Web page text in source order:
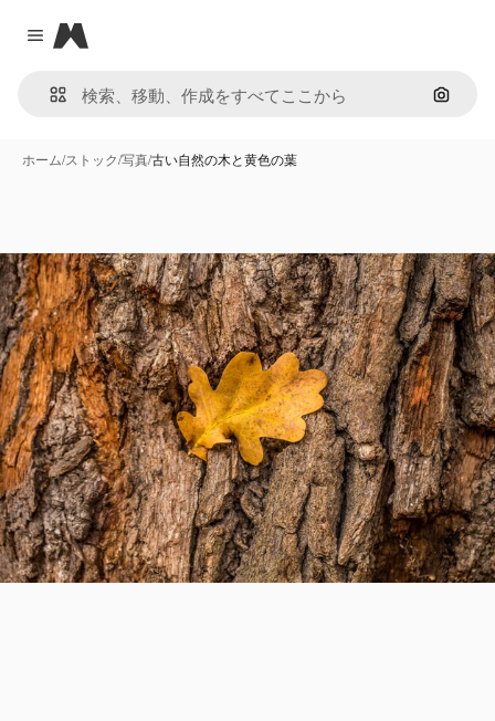
Close menu
Magnific
画像で
ホーム/ストック/写真/古い自然の木と黄色の葉